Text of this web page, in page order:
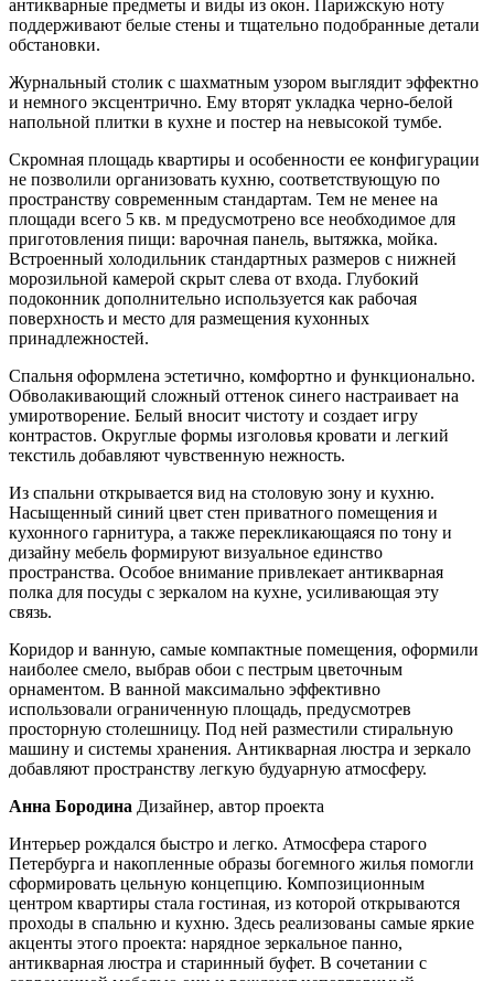
антикварные предметы и виды из окон. Парижскую ноту
поддерживают белые стены и тщательно подобранные детали
обстановки.
Журнальный столик с шахматным узором выглядит эффектно
и немного эксцентрично. Ему вторят укладка черно-белой
напольной плитки в кухне и постер на невысокой тумбе.
Скромная площадь квартиры и особенности ее конфигурации
не позволили организовать кухню, соответствующую по
пространству современным стандартам. Тем не менее на
площади всего 5 кв. м предусмотрено все необходимое для
приготовления пищи: варочная панель, вытяжка, мойка.
Встроенный холодильник стандартных размеров с нижней
морозильной камерой скрыт слева от входа. Глубокий
подоконник дополнительно используется как рабочая
поверхность и место для размещения кухонных
принадлежностей.
Спальня оформлена эстетично, комфортно и функционально.
Обволакивающий сложный оттенок синего настраивает на
умиротворение. Белый вносит чистоту и создает игру
контрастов. Округлые формы изголовья кровати и легкий
текстиль добавляют чувственную нежность.
Из спальни открывается вид на столовую зону и кухню.
Насыщенный синий цвет стен приватного помещения и
кухонного гарнитура, а также перекликающаяся по тону и
дизайну мебель формируют визуальное единство
пространства. Особое внимание привлекает антикварная
полка для посуды с зеркалом на кухне, усиливающая эту
связь.
Коридор и ванную, самые компактные помещения, оформили
наиболее смело, выбрав обои с пестрым цветочным
орнаментом. В ванной максимально эффективно
использовали ограниченную площадь, предусмотрев
просторную столешницу. Под ней разместили стиральную
машину и системы хранения. Антикварная люстра и зеркало
добавляют пространству легкую будуарную атмосферу.
Анна Бородина Дизайнер, автор проекта
Интерьер рождался быстро и легко. Атмосфера старого
Петербурга и накопленные образы богемного жилья помогли
сформировать цельную концепцию. Композиционным
центром квартиры стала гостиная, из которой открываются
проходы в спальню и кухню. Здесь реализованы самые яркие
акценты этого проекта: нарядное зеркальное панно,
антикварная люстра и старинный буфет. В сочетании с